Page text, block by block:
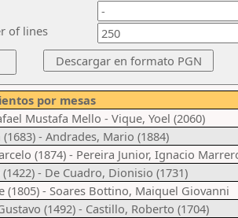
of lines
por mesas
Mustafa Mello - Vique, Yoel (2060)
(1683) - Andrades, Mario (1884)
(1874) - Pereira Junior, Ignacio
- De Cuadro, Dionisio (1731)
(1805) - Soares Bottino, Maiquel Giovanni
(1492) - Castillo, Roberto (1704)